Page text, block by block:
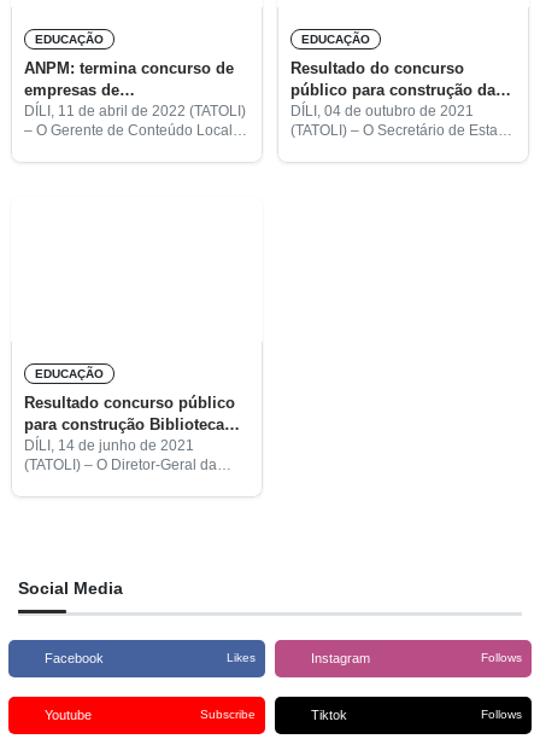
EDUCAÇÃO
ANPM: termina concurso de
empresas de
supervisionamento para
construção da biblioteca
DÍLI, 11 de abril de 2022 (TATOLI)
– O Gerente de Conteúdo Local
EDUCAÇÃO
Resultado do concurso
público para construção da
Biblioteca Nacional divulgado
no final do ano
DÍLI, 04 de outubro de 2021
(TATOLI) – O Secretário de Estado
EDUCAÇÃO
Resultado concurso público
para construção Biblioteca
Nacional adiado devido a
covid-19
DÍLI, 14 de junho de 2021
(TATOLI) – O Diretor-Geral da
Social Media
Facebook Likes Instagram Follows
Youtube Subscribe Tiktok Follows